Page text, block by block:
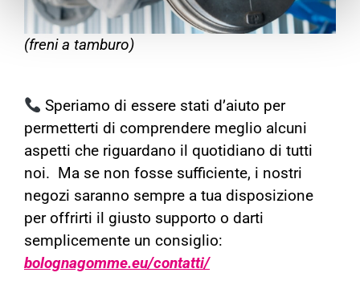
(freni a tamburo)
Speriamo di essere stati d’aiuto per
permetterti di comprendere meglio alcuni
aspetti che riguardano il quotidiano di tutti
noi. Ma se non fosse sufficiente, i nostri
negozi saranno sempre a tua disposizione
per offrirti il giusto supporto o darti
semplicemente un consiglio:
bolognagomme.eu/contatti/